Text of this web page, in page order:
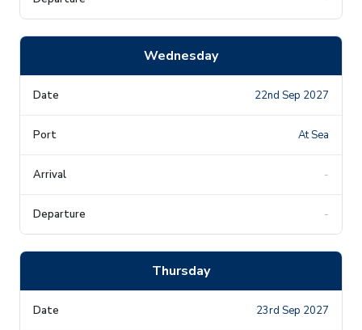
Wednesday
22nd Sep 2027
At Sea
-
-
Thursday
23rd Sep 2027